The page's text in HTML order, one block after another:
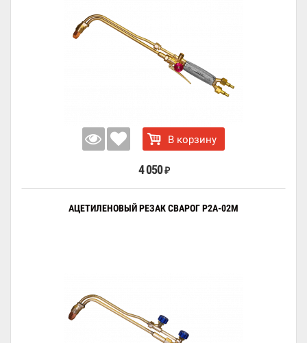
В корзину
4 050 ₽
АЦЕТИЛЕНОВЫЙ РЕЗАК СВАРОГ Р2А-02М